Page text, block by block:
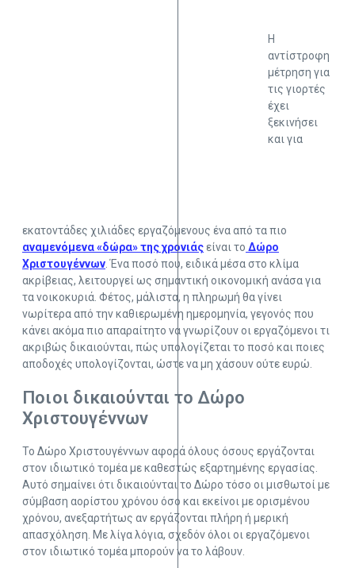
Η
αντίστροφη
μέτρηση για
τις γιορτές
έχει
ξεκινήσει
και για
εκατοντάδες χιλιάδες εργαζόμενους ένα από τα πιο
αναμενόμενα «δώρα» της χρονιάςείναι το Δώρο
Χριστουγέννων. Ένα ποσό που, ειδικά μέσα στο κλίμα
ακρίβειας, λειτουργεί ως σημαντική οικονομική ανάσα για
τα νοικοκυριά. Φέτος, μάλιστα, η πληρωμή θα γίνει
νωρίτερα από την καθιερωμένη ημερομηνία, γεγονός που
κάνει ακόμα πιο απαραίτητο να γνωρίζουν οι εργαζόμενοι τι
ακριβώς δικαιούνται, πώς υπολογίζεται το ποσό και ποιες
αποδοχές υπολογίζονται, ώστε να μη χάσουν ούτε ευρώ.
Ποιοι δικαιούνται το Δώρο
Χριστουγέννων
Το Δώρο Χριστουγέννων αφορά όλους όσους εργάζονται
στον ιδιωτικό τομέα με καθεστώς εξαρτημένης εργασίας.
Αυτό σημαίνει ότι δικαιούνται το Δώρο τόσο οι μισθωτοί με
σύμβαση αορίστου χρόνου όσο και εκείνοι με ορισμένου
χρόνου, ανεξαρτήτως αν εργάζονται πλήρη ή μερική
απασχόληση. Με λίγα λόγια, σχεδόν όλοι οι εργαζόμενοι
στον ιδιωτικό τομέα μπορούν να το λάβουν.